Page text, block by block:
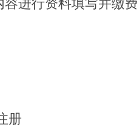
进行资料填写并缴
册